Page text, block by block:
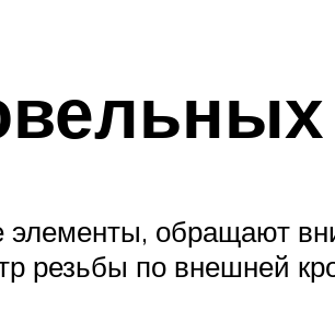
элементы, обращают
резьбы по внешней